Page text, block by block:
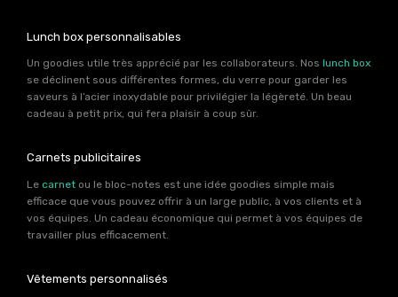
Lunch box personnalisables
Un goodies utile très apprécié par les collaborateurs. Nos lunch box
se déclinent sous différentes formes, du verre pour garder les
saveurs à l’acier inoxydable pour privilégier la légèreté. Un beau
cadeau à petit prix, qui fera plaisir à coup sûr.
Carnets publicitaires
Le carnet ou le bloc-notes est une idée goodies simple mais
efficace que vous pouvez offrir à un large public, à vos clients et à
vos équipes. Un cadeau économique qui permet à vos équipes de
travailler plus efficacement.
Vêtements personnalisés